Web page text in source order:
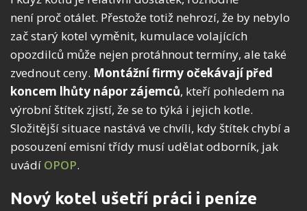
není proč otálet. Přestože totiž nehrozí, že by nebylo
zač starý kotel vyměnit, kumulace volajících
opozdilců může nejen protáhnout termíny, ale také
zvednout ceny. Montážní firmy očekávají před
koncem lhůty nápor zájemců, kteří pohledem na
výrobní štítek zjistí, že se to týká i jejich kotle.
Složitější situace nastává ve chvíli, kdy štítek chybí a
posouzení emisní třídy musí udělat odborník, jak
uvádí OPOP.
Nový kotel ušetří práci i peníze